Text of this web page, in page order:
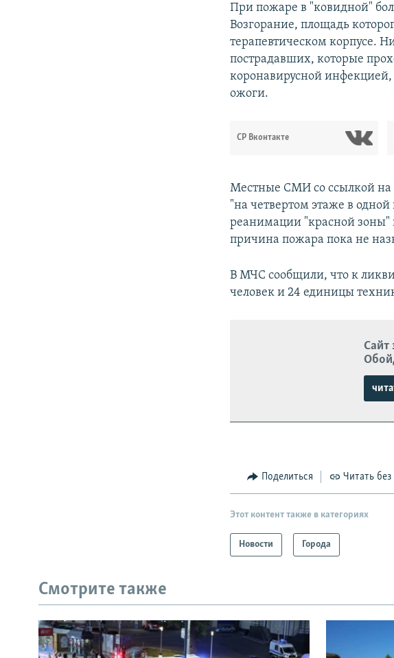
При пожаре в "ковидной"
Возгорание, площадь
терапевтическом корпусе.
пострадавших, которые
коронавирусной
ожоги.
СР Вконтакте
Местные СМИ со ссылкой на
"на четвертом этаже в
реанимации "красной зоны"
причина пожара пока не
В МЧС сообщили, что к
человек и 24 единицы
Сайт
Поделиться Читать без
Этот контент также в категориях
Новости Города
Смотрите также